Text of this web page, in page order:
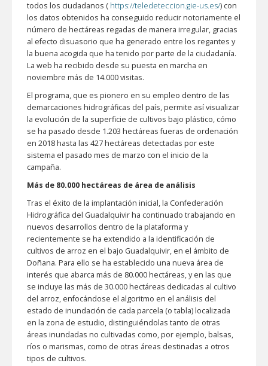
todos los ciudadanos ( https://teledeteccion.gie-us.es/) con
los datos obtenidos ha conseguido reducir notoriamente el
número de hectáreas regadas de manera irregular, gracias
al efecto disuasorio que ha generado entre los regantes y
la buena acogida que ha tenido por parte de la ciudadanía.
La web ha recibido desde su puesta en marcha en
noviembre más de 14.000 visitas.
El programa, que es pionero en su empleo dentro de las
demarcaciones hidrográficas del país, permite así visualizar
la evolución de la superficie de cultivos bajo plástico, cómo
se ha pasado desde 1.203 hectáreas fueras de ordenación
en 2018 hasta las 427 hectáreas detectadas por este
sistema el pasado mes de marzo con el inicio de la
campaña.
Más de 80.000 hectáreas de área de análisis
Tras el éxito de la implantación inicial, la Confederación
Hidrográfica del Guadalquivir ha continuado trabajando en
nuevos desarrollos dentro de la plataforma y
recientemente se ha extendido a la identificación de
cultivos de arroz en el bajo Guadalquivir, en el ámbito de
Doñana. Para ello se ha establecido una nueva área de
interés que abarca más de 80.000 hectáreas, y en las que
se incluye las más de 30.000 hectáreas dedicadas al cultivo
del arroz, enfocándose el algoritmo en el análisis del
estado de inundación de cada parcela (o tabla) localizada
en la zona de estudio, distinguiéndolas tanto de otras
áreas inundadas no cultivadas como, por ejemplo, balsas,
ríos o marismas, como de otras áreas destinadas a otros
tipos de cultivos.